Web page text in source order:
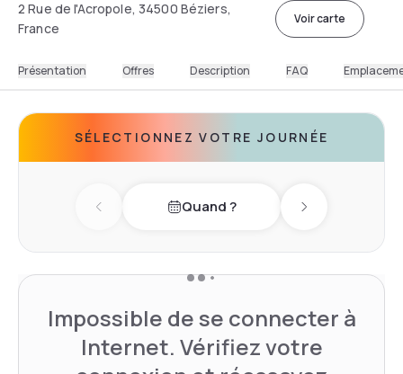
2 Rue de l'Acropole, 34500 Béziers,
France
Voir carte
Présentation Offres Description FAQ
SÉLECTIONNEZ VOTRE JOURNÉE
Previous dayQuand ? Next day
Impossible de se connecter à
Internet. Vérifiez votre